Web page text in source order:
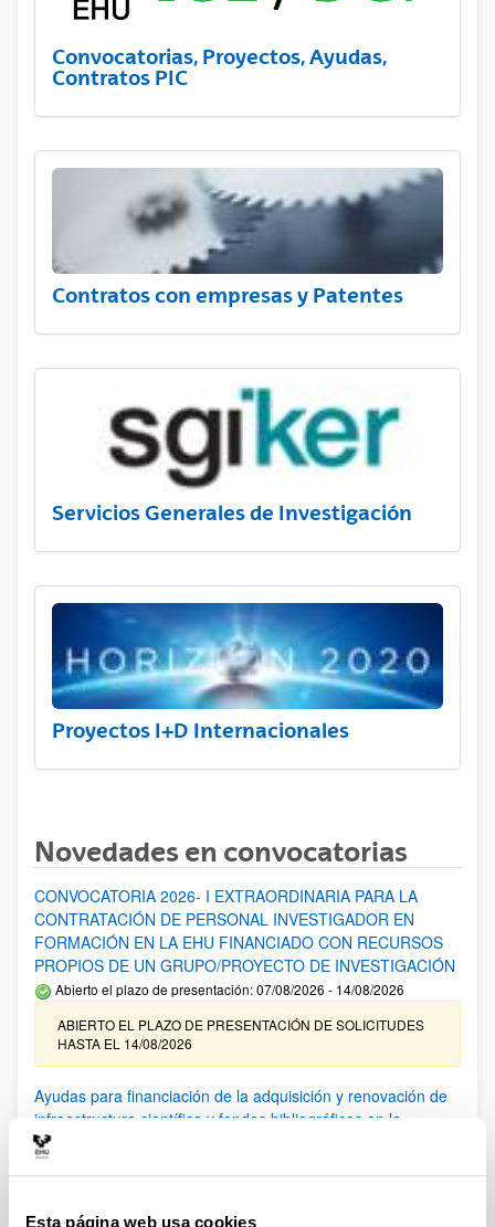
Esta página web usa cookies
Convocatorias, Proyectos, Ayudas,
Contratos PIC
Contratos con empresas y Patentes
Servicios Generales de Investigación
Proyectos I+D Internacionales
Novedades en convocatorias
CONVOCATORIA 2026- I EXTRAORDINARIA PARA LA
CONTRATACIÓN DE PERSONAL INVESTIGADOR EN
FORMACIÓN EN LA EHU FINANCIADO CON RECURSOS
PROPIOS DE UN GRUPO/PROYECTO DE INVESTIGACIÓN
Abierto el plazo de presentación: 07/08/2026 - 14/08/2026
ABIERTO EL PLAZO DE PRESENTACIÓN DE SOLICITUDES
HASTA EL 14/08/2026
Ayudas para financiación de la adquisición y renovación de
infraestructura científica y fondos bibliográficos en la
UPV/EHU 2026
solicitudes admitidas y excluidas. 23/03/2026: Relación